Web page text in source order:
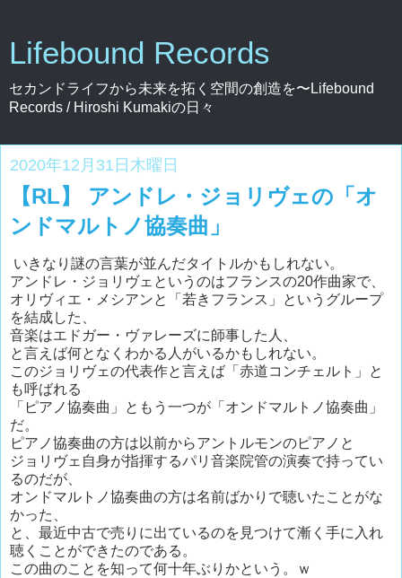
Lifebound Records
セカンドライフから未来を拓く空間の創造を〜Lifebound
Records / Hiroshi Kumakiの日々
2020年12月31日木曜日
【RL】 アンドレ・ジョリヴェの「オ
ンドマルトノ協奏曲」
いきなり謎の言葉が並んだタイトルかもしれない。
アンドレ・ジョリヴェというのはフランスの20作曲家で、
オリヴィエ・メシアンと「若きフランス」というグループ
を結成した、
音楽はエドガー・ヴァレーズに師事した人、
と言えば何となくわかる人がいるかもしれない。
このジョリヴェの代表作と言えば「赤道コンチェルト」と
も呼ばれる
「ピアノ協奏曲」ともう一つが「オンドマルトノ協奏曲」
だ。
ピアノ協奏曲の方は以前からアントルモンのピアノと
ジョリヴェ自身が指揮するパリ音楽院管の演奏で持ってい
るのだが、
オンドマルトノ協奏曲の方は名前ばかりで聴いたことがな
かった、
と、最近中古で売りに出ているのを見つけて漸く手に入れ
聴くことができたのである。
この曲のことを知って何十年ぶりかという。ｗ